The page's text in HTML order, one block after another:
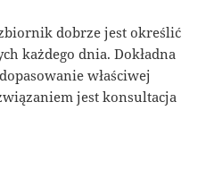
dobrze jest określić
każdego dnia. Dokładna
właściwej
jest konsultacja